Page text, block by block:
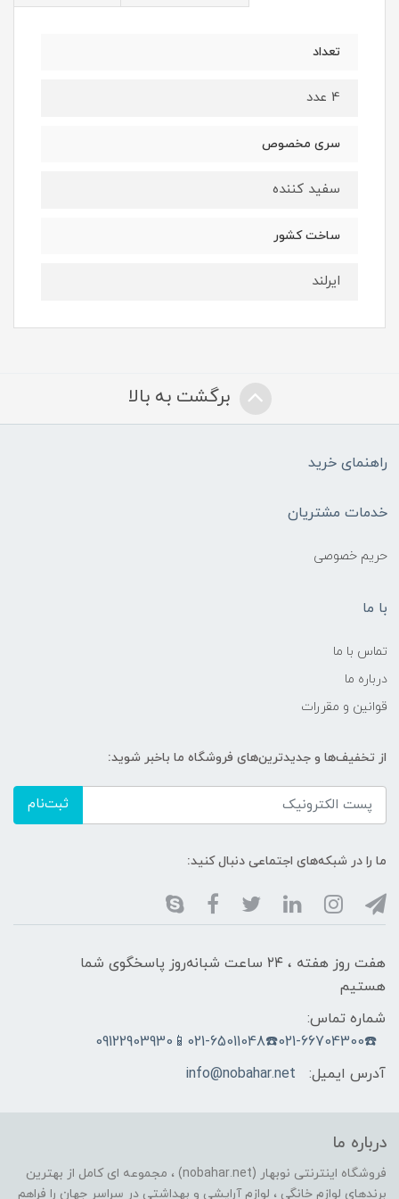
تعداد
4 عدد
سری مخصوص
سفید کننده
ساخت کشور
ایرلند
برگشت به بالا
راهنمای خرید
خدمات مشتریان
حریم خصوصی
با ما
تماس با ما
درباره ما
قوانین و مقررات
از تخفیف‌ها و جدیدترین‌های فروشگاه ما باخبر شوید:
ثبت‌نام
ما را در شبکه‌های اجتماعی دنبال کنید:
هفت روز هفته ، ۲۴ ساعت شبانه‌روز پاسخگوی شما
هستیم
شماره تماس:
☎️021-66704300☎️021-65011048📱09122903930
آدرس ایمیل:
info@nobahar.net
درباره ما
فروشگاه اینترنتی نوبهار (nobahar.net) ، مجموعه ای کامل از بهترین
برندهای لوازم خانگی ، لوازم آرایشی و بهداشتی در سراسر جهان را فراهم